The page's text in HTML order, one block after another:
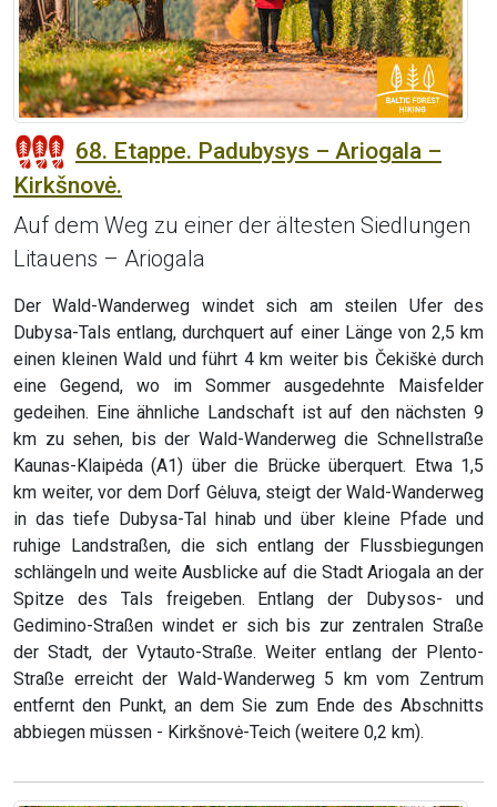
68. Etappe. Padubysys – Ariogala –
Kirkšnovė.
Auf dem Weg zu einer der ältesten Siedlungen
Litauens – Ariogala
Der Wald-Wanderweg windet sich am steilen Ufer des
Dubysa-Tals entlang, durchquert auf einer Länge von 2,5 km
einen kleinen Wald und führt 4 km weiter bis Čekiškė durch
eine Gegend, wo im Sommer ausgedehnte Maisfelder
gedeihen. Eine ähnliche Landschaft ist auf den nächsten 9
km zu sehen, bis der Wald-Wanderweg die Schnellstraße
Kaunas-Klaipėda (A1) über die Brücke überquert. Etwa 1,5
km weiter, vor dem Dorf Gėluva, steigt der Wald-Wanderweg
in das tiefe Dubysa-Tal hinab und über kleine Pfade und
ruhige Landstraßen, die sich entlang der Flussbiegungen
schlängeln und weite Ausblicke auf die Stadt Ariogala an der
Spitze des Tals freigeben. Entlang der Dubysos- und
Gedimino-Straßen windet er sich bis zur zentralen Straße
der Stadt, der Vytauto-Straße. Weiter entlang der Plento-
Straße erreicht der Wald-Wanderweg 5 km vom Zentrum
entfernt den Punkt, an dem Sie zum Ende des Abschnitts
abbiegen müssen - Kirkšnovė-Teich (weitere 0,2 km).